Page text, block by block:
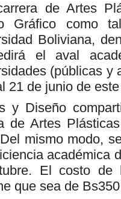
de Artes
Gráfico como
Boliviana,
el aval
(públicas y
21 de junio de
y Diseño
de Artes
mismo modo,
académica
El costo de
que sea de